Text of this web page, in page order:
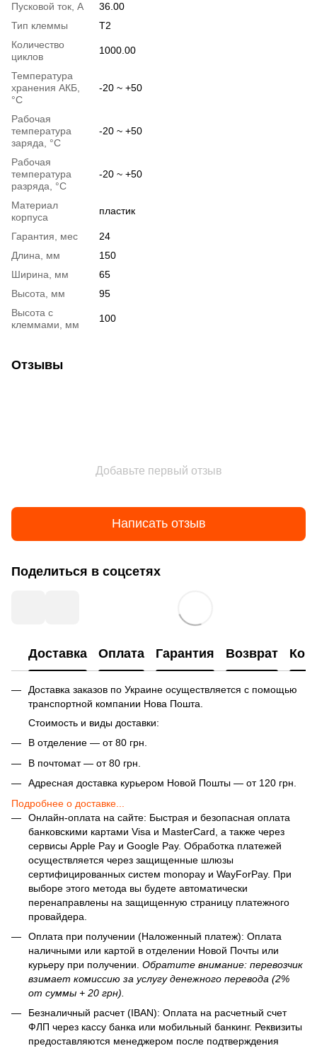
Пусковой ток, А
36.00
Тип клеммы
T2
Количество
циклов
1000.00
Температура
хранения АКБ,
°C
-20 ~ +50
Рабочая
температура
заряда, °C
-20 ~ +50
Рабочая
температура
разряда, °C
-20 ~ +50
Материал
корпуса
пластик
Гарантия, мес
24
Длина, мм
150
Ширина, мм
65
Высота, мм
95
Высота с
клеммами, мм
100
Отзывы
Добавьте первый отзыв
Написать отзыв
Поделиться в соцсетях
Доставка Оплата Гарантия Возврат
Доставка заказов по Украине осуществляется с помощью
транспортной компании Нова Пошта.
Стоимость и виды доставки:
В отделение — от 80 грн.
В почтомат — от 80 грн.
Адресная доставка курьером Новой Пошты — от 120 грн.
Подробнее о доставке...
Онлайн-оплата на сайте: Быстрая и безопасная оплата
банковскими картами Visa и MasterCard, а также через
сервисы Apple Pay и Google Pay. Обработка платежей
осуществляется через защищенные шлюзы
сертифицированных систем monopay и WayForPay. При
выборе этого метода вы будете автоматически
перенаправлены на защищенную страницу платежного
провайдера.
Оплата при получении (Наложенный платеж): Оплата
наличными или картой в отделении Новой Почты или
курьеру при получении. Обратите внимание: перевозчик
взимает комиссию за услугу денежного перевода (2%
от суммы + 20 грн).
Безналичный расчет (IBAN): Оплата на расчетный счет
ФЛП через кассу банка или мобильный банкинг. Реквизиты
предоставляются менеджером после подтверждения